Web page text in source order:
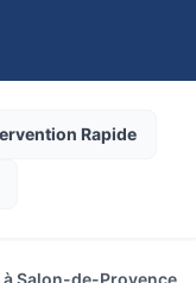
Rapide
Salon-de-Provence